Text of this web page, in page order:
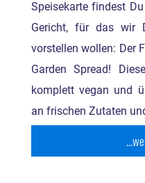
Speisekarte findest
Gericht, für das wir
vorstellen wollen: Der
Garden Spread!
komplett vegan und
an frischen Zutaten